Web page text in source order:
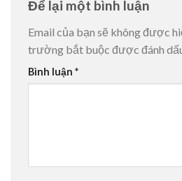
Để lại một bình luận
Email của bạn sẽ không được
trường bắt buộc được đánh
Bình luận *